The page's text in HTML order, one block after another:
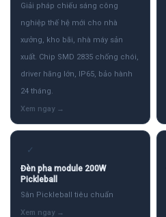
Giải pháp chiếu sáng công
nghiệp thế hệ mới cho nhà
xưởng, kho bãi, nhà máy sản
xuất. Chip SMD 2835 chống chói,
driver hãng lớn, IP65, bảo hành
24 tháng.
✓
Đèn pha module 200W
Pickleball
Sân Pickleball tiêu chuẩn